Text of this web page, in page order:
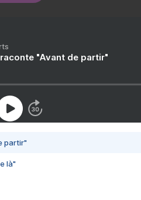
"Avant de partir"
partir"
là"